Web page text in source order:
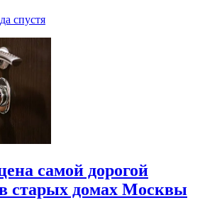
спустя
самой дорогой
старых домах Москвы